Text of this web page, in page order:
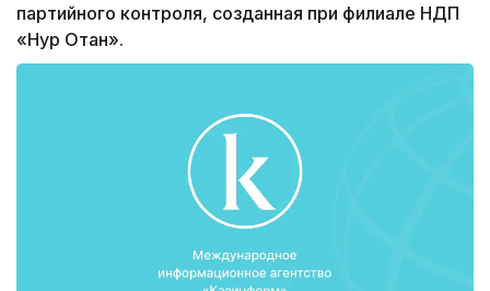
партийного контроля, созданная при филиале НДП
«Нур Отан».